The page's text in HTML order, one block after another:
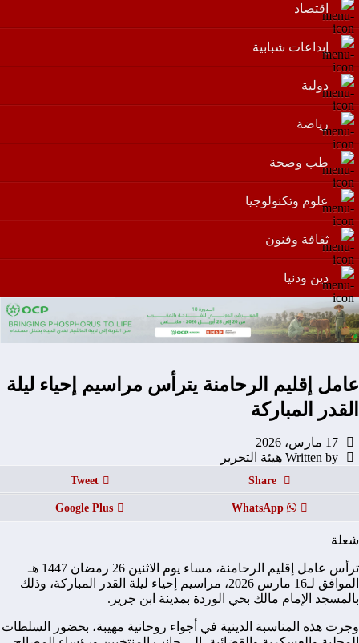
اقتصاد
إبداعات شبابية
دولية
رياضة
طب وصحة
علوم وتكنولوجيا
ثقافة وفنون
دين ودنيا
عامل إقليم الرحامنة يترأس مراسيم إحياء ليلة
القدر المباركة
17 مارس، 2026
Written by هيئة التحرير
Share
Tweet
WhatsApp
Google Plus
شعلة
ترأس عامل إقليم الرحامنة، مساء يوم الاثنين 26 رمضان 1447 هـ
الموافق لـ16 مارس 2026، مراسيم إحياء ليلة القدر المباركة، وذلك
بالمسجد الإمام مالك بحي الوردة بمدينة ابن جرير.
وجرت هذه المناسبة الدينية في أجواء روحانية مهيبة، بحضور السلطات